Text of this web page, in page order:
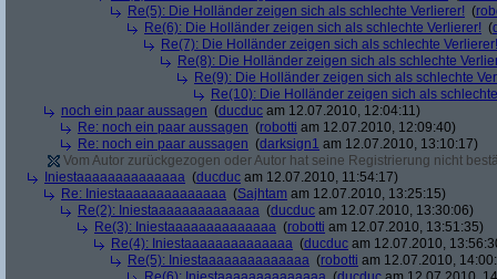
Re(5): Die Holländer zeigen sich als schlechte Verlierer! (
Re(6): Die Holländer zeigen sich als schlechte Verlierer! (
Re(7): Die Holländer zeigen sich als schlechte Verlierer!
Re(8): Die Holländer zeigen sich als schlechte
Re(9): Die Holländer zeigen sich als schlechte
Re(10): Die Holländer zeigen sich als
noch ein paar aussagen (ducduc am 12.07.2010, 12:04:11)
Re: noch ein paar aussagen (robotti am 12.07.2010, 12:09:40)
Re: noch ein paar aussagen (darksign1 am 12.07.2010, 13:10:17)
Vom Autor zurückgezogen oder Autor hat seine Registrierung nicht
Iniestaaaaaaaaaaaaaa (ducduc am 12.07.2010, 11:54:17)
Re: Iniestaaaaaaaaaaaaaa (Sajhtam am 12.07.2010, 13:25:15)
Re(2): Iniestaaaaaaaaaaaaaa (ducduc am 12.07.2010, 13:30:06)
Re(3): Iniestaaaaaaaaaaaaaa (robotti am 12.07.2010, 13:51:35)
Re(4): Iniestaaaaaaaaaaaaaa (ducduc am 12.07.2010,
Re(5): Iniestaaaaaaaaaaaaaa (robotti am 12.07.2010,